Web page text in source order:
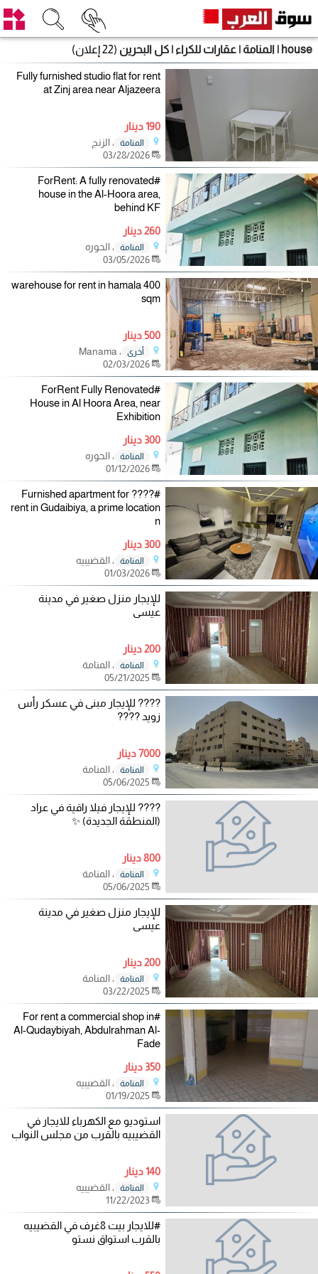
house | المنامة | عقارات للكراء | كل البحرين (22 إعلان)
Fully furnished studio flat for rent
at Zinj area near Aljazeera
190 دينار
المنامة
، الزنج
03/28/2026
#ForRent: A fully renovated
house in the Al-Hoora area,
behind KF
260 دينار
المنامة
، الحوره
03/05/2026
warehouse for rent in hamala 400
sqm
500 دينار
أخرى
، Manama
02/03/2026
#ForRent Fully Renovated
House in Al Hoora Area, near
Exhibition
300 دينار
المنامة
، الحوره
01/12/2026
#???? Furnished apartment for
rent in Gudaibiya, a prime location
n
300 دينار
المنامة
، القضيبيه
01/03/2026
للإيجار منزل صغير في مدينة
عيسى
200 دينار
المنامة
، المنامة
???? للإيجار مبنى في عسكر رأس
زويد ????
7000 دينار
المنامة
، المنامة
???? للإيجار فيلا راقية في عراد
(المنطقة الجديدة) ✨
800 دينار
المنامة
، المنامة
للإيجار منزل صغير في مدينة
عيسى
200 دينار
المنامة
، المنامة
#For rent a commercial shop in
Al-Qudaybiyah, Abdulrahman Al-
Fade
350 دينار
المنامة
، القضيبيه
استوديو مع الكهرباء للايجار في
القضيبيه بالقرب من مجلس النواب
140 دينار
المنامة
، القضيبيه
11/22/2023
#للايجار بيت 8غرف في القضيبيه
بالقرب استواق نستو